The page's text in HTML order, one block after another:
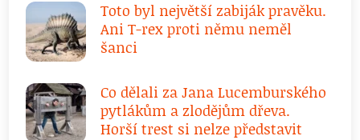
Toto byl největší zabiják pravěku.
Ani T-rex proti němu neměl
šanci
Co dělali za Jana Lucemburského
pytlákům a zlodějům dřeva.
Horší trest si nelze představit